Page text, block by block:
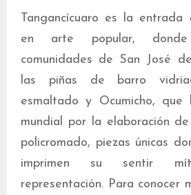
Tangancícuaro es la
en arte popular,
comunidades de San José
las piñas de barro
esmaltado y Ocumicho,
mundial por la elaboración
policromado, piezas únicas
imprimen su sentir
representación. Para conocer